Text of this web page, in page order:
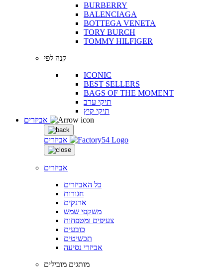
BURBERRY
BALENCIAGA
BOTTEGA VENETA
TORY BURCH
TOMMY HILFIGER
קנה לפי
ICONIC
BEST SELLERS
BAGS OF THE MOMENT
תיקי ערב
תיקי קיץ
אביזרים
אביזרים
כל האביזרים
חגורות
ארנקים
משקפי שמש
צעיפים ומטפחות
כובעים
תכשיטים
אביזרי נסיעה
מותגים מובילים